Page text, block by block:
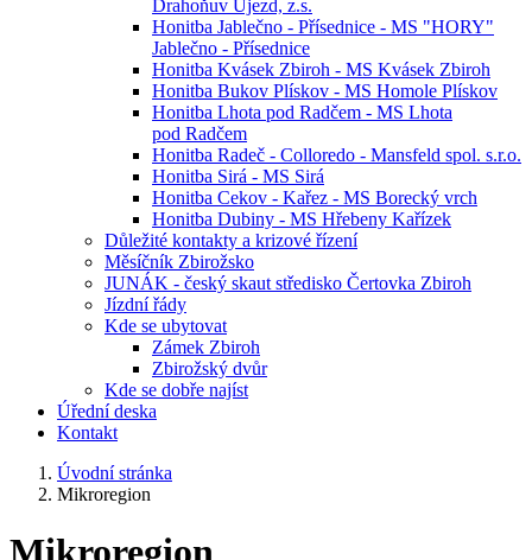
Drahoňuv Újezd, z.s.
Honitba Jablečno - Přísednice - MS "HORY"
Jablečno - Přísednice
Honitba Kvásek Zbiroh - MS Kvásek Zbiroh
Honitba Bukov Plískov - MS Homole Plískov
Honitba Lhota pod Radčem - MS Lhota
pod Radčem
Honitba Radeč - Colloredo - Mansfeld spol. s.r.o.
Honitba Sirá - MS Sirá
Honitba Cekov - Kařez - MS Borecký vrch
Honitba Dubiny - MS Hřebeny Kařízek
Důležité kontakty a krizové řízení
Měsíčník Zbirožsko
JUNÁK - český skaut středisko Čertovka Zbiroh
Jízdní řády
Kde se ubytovat
Zámek Zbiroh
Zbirožský dvůr
Kde se dobře najíst
Úřední deska
Kontakt
Úvodní stránka
Mikroregion